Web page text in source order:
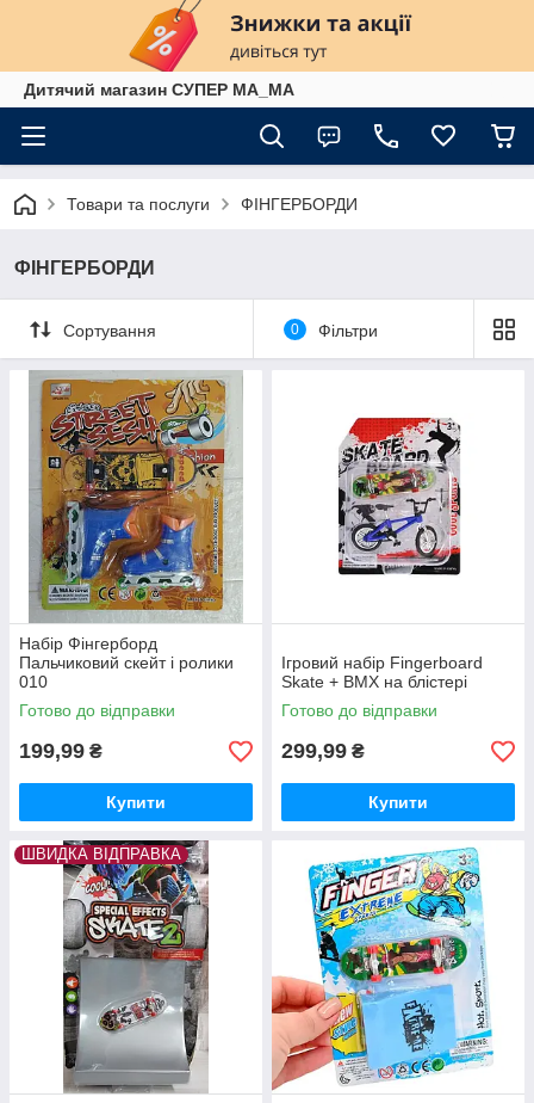
Дитячий магазин СУПЕР МА_МА
Товари та послуги ФІНГЕРБОРДИ
ФІНГЕРБОРДИ
Сортування 0 Фільтри
Набір Фінгерборд
Пальчиковий скейт і ролики
010
Готово до відправки
199,99 ₴
Купити
Ігровий набір Fingerboard
Skate + BMX на блістері
Готово до відправки
299,99 ₴
Купити
ШВИДКА ВІДПРАВКА